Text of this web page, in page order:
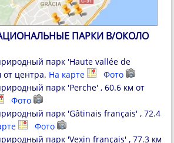
ПАРКИ В/ОКОЛО
парк 'Haute vallée de
от центра. На карте
Фото
парк 'Perche' , 60.6 км от
Фото
парк 'Gâtinais français' , 72.4
Фото
парк 'Vexin français' , 77.3 км